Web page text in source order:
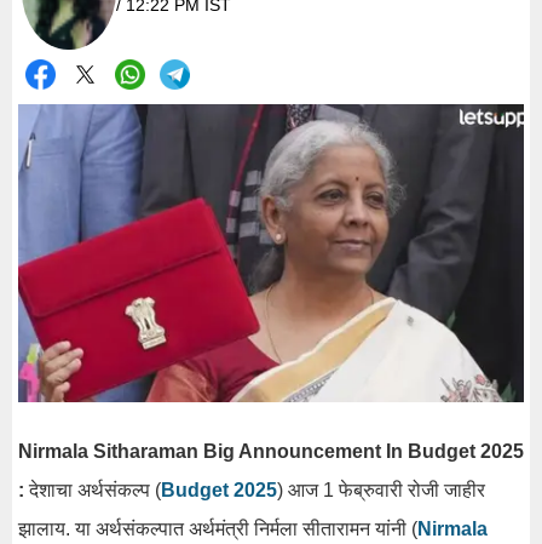
/ 12:22 PM IST
Nirmala Sitharaman Big Announcement In Budget 2025
: देशाचा अर्थसंकल्प (Budget 2025) आज 1 फेब्रुवारी रोजी जाहीर
झालाय. या अर्थसंकल्पात अर्थमंत्री निर्मला सीतारामन यांनी (Nirmala